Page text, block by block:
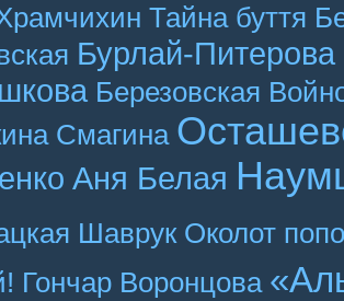
Тайна буття
Бурлай-Питерова
Березовская
Смагина
Аня Белая
Шаврук Околот
Гончар Воронцова